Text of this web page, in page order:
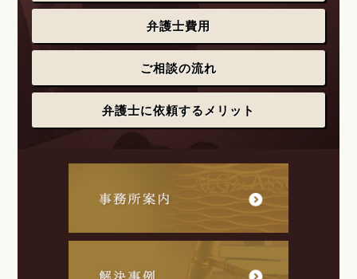
弁護士費用
ご相談の流れ
弁護士に依頼するメリット